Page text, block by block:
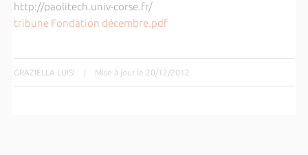
http://paolitech.univ-corse.fr/
tribune Fondation décembre.pdf
GRAZIELLA LUISI | Mise à jour le 20/12/2012